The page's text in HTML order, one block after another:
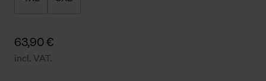
63,90 €
incl. VAT.